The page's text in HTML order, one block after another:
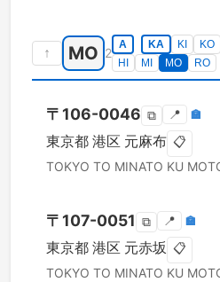
↑ MO 2
A KA KI KO
HI
MI MO RO
〒 106-0046 ⧉ 📍 🏣
東京都 港区 元麻布 📋
TOKYO TO MINATO KU
〒 107-0051 ⧉ 📍 🏣
東京都 港区 元赤坂 📋
TOKYO TO MINATO KU